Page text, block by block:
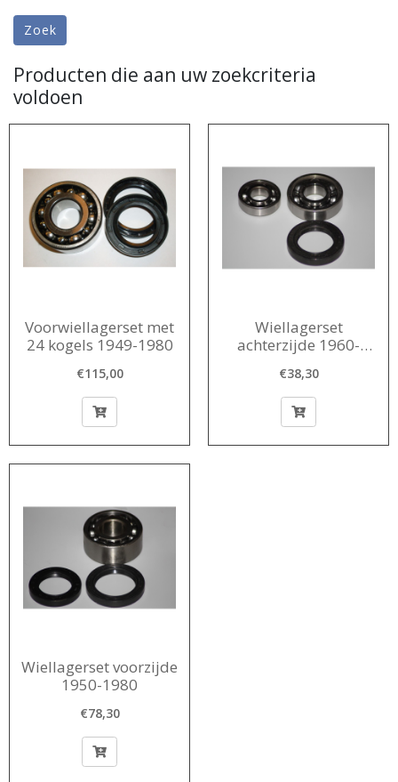
Producten die aan uw zoekcriteria
voldoen
Voorwiellagerset met
24 kogels 1949-1980
€115,00
Wiellagerset
achterzijde 1960-
€38,30
Wiellagerset voorzijde
1950-1980
€78,30